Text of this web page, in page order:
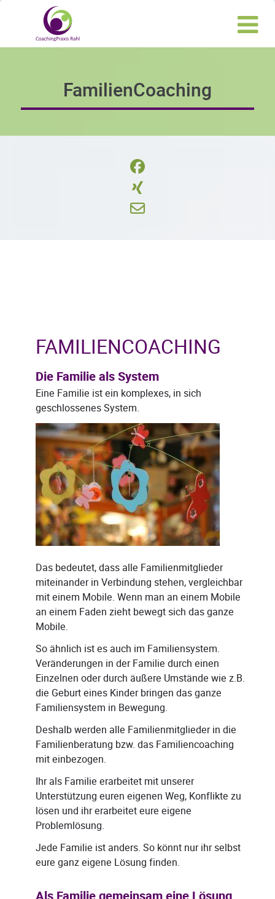
FamilienCoaching
FAMILIENCOACHING
Die Familie als System
Eine Familie ist ein komplexes, in sich
geschlossenes System.
Das bedeutet, dass alle Familienmitglieder
miteinander in Verbindung stehen, vergleichbar
mit einem Mobile. Wenn man an einem Mobile
an einem Faden zieht bewegt sich das ganze
Mobile.
So ähnlich ist es auch im Familiensystem.
Veränderungen in der Familie durch einen
Einzelnen oder durch äußere Umstände wie z.B.
die Geburt eines Kinder bringen das ganze
Familiensystem in Bewegung.
Deshalb werden alle Familienmitglieder in die
Familienberatung bzw. das Familiencoaching
mit einbezogen.
Ihr als Familie erarbeitet mit unserer
Unterstützung euren eigenen Weg, Konflikte zu
lösen und ihr erarbeitet eure eigene
Problemlösung.
Jede Familie ist anders. So könnt nur ihr selbst
eure ganz eigene Lösung finden.